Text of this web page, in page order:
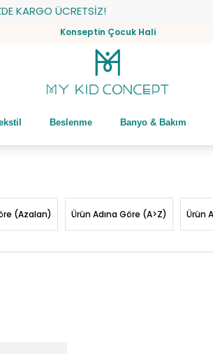
Konseptin Çocuk Hali
Beslenme Banyo & Bakım
(Azalan) Ürün Adına Göre (A>Z) Ürün